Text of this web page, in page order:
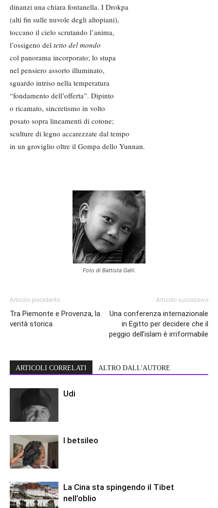
dinanzi una chiara fontanella. I Drokpa
(alti fin sulle nuvole degli altopiani),
toccano il cielo scrutando l’anima,
l’ossigeno del tetto del mondo
col panorama incorporato; lo stupa
nel pensiero assorto illuminato,
sguardo intriso nella temperatura
“fondamento dell’offerta”. Dipinto
o ricamato, sincretismo in volto
posato sopra lineamenti di cotone;
sculture di legno accarezzate dal tempo
in un groviglio oltre il Gompa dello Yunnan.
Foto di Battista Galli.
Articolo precedente
Tra Piemonte e Provenza, la
verità storica
Articolo successivo
Una conferenza internazionale
in Egitto per decidere che il
peggio dell’islam è irriformabile
ARTICOLI CORRELATI ALTRO DALL'AUTORE
Udi
I betsileo
La Cina sta spingendo il Tibet
nell’oblio